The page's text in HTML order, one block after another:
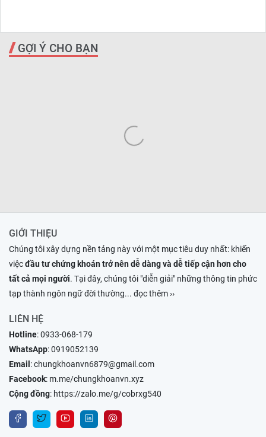
GỢI Ý CHO BẠN
GIỚI THIỆU
Chúng tôi xây dựng nền tảng này với một mục tiêu duy nhất: khiến
việcđầu tư chứng khoán trở nên dễ dàng và dễ tiếp cận hơn cho
tất cả mọi người. Tại đây, chúng tôi "diễn giải" những thông tin phức
tạp thành ngôn ngữ đời thường... đọc thêm ››
LIÊN HỆ
Hotline:0933-068-179
WhatsApp:0919052139
Email :chungkhoanvn6879@gmail.com
Facebook: m.me/chungkhoanvn.xyz
Cộng đồng: https://zalo.me/g/cobrxg540